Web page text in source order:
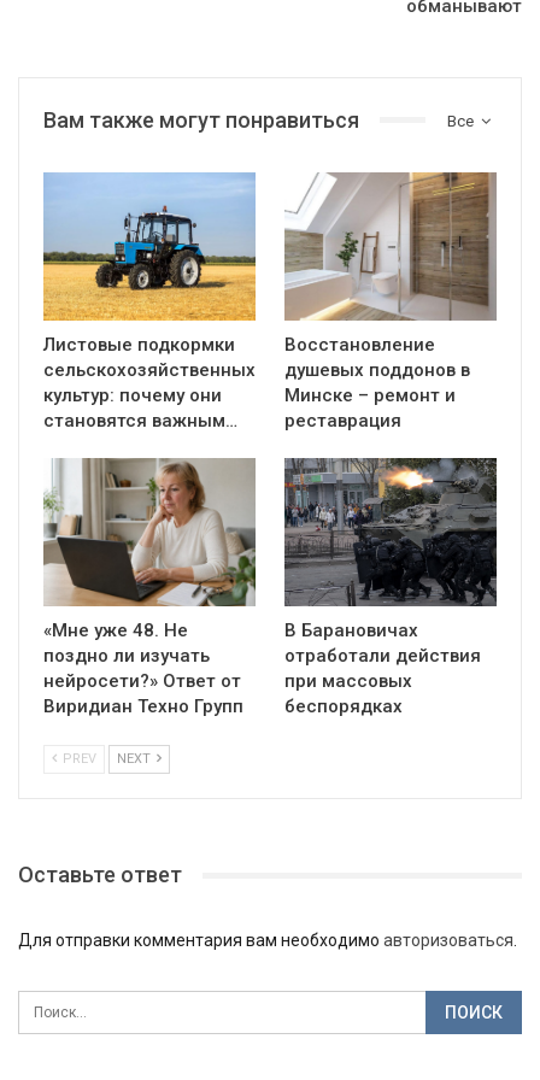
обманывают
Все
Вам также могут понравиться
Листовые подкормки
сельскохозяйственных
культур: почему они
становятся важным…
Восстановление
душевых поддонов в
Минске – ремонт и
реставрация
«Мне уже 48. Не
поздно ли изучать
нейросети?» Ответ от
Виридиан Техно Групп
В Барановичах
отработали действия
при массовых
беспорядках
PREV NEXT
Оставьте ответ
Для отправки комментария вам необходимо авторизоваться.